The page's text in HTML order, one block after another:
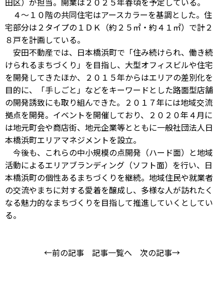
４～１０階の共同住宅はアースカラーを基調とした。住
宅部分は２タイプの１ＤＫ（約２５㎡・約４１㎡）で計２
８戸を計画している。
安田不動産では、日本橋浜町で「住み続けられ、働き続
けられるまちづくり」を目指し、大型オフィスビルや住宅
を開発してきたほか、２０１５年からはエリアの差別化を
目的に、「手しごと」などをキーワードとした路面型店舗
の開発誘致にも取り組んできた。２０１７年には地域交流
拠点を開発。イベントを開催しており、２０２０年４月に
は地元町会や商店街、地元企業等とともに一般社団法人日
本橋浜町エリアマネジメントを設立。
今後も、これらの中小規模の点開発（ハード面）と地域
活動によるエリアブランディング（ソフト面）を行い、日
本橋浜町の個性あるまちづくりを継続。地域住民や就業者
の交流やまちに対する愛着を醸成し、多様な人が訪れたく
なる魅力的なまちづくりを目指して推進していくとしてい
る。
←前の記事 記事一覧へ 次の記事→